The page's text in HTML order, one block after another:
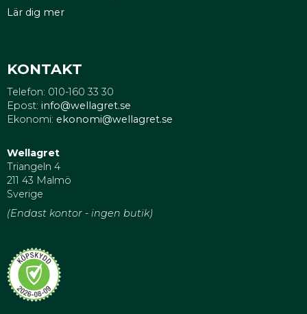
Lär dig mer
KONTAKT
Telefon: 010-160 33 30
Epost: info@wellagret.se
Ekonomi: ekonomi@wellagret.se
Wellagret
Triangeln 4
211 43 Malmö
Sverige
(Endast kontor - ingen butik)